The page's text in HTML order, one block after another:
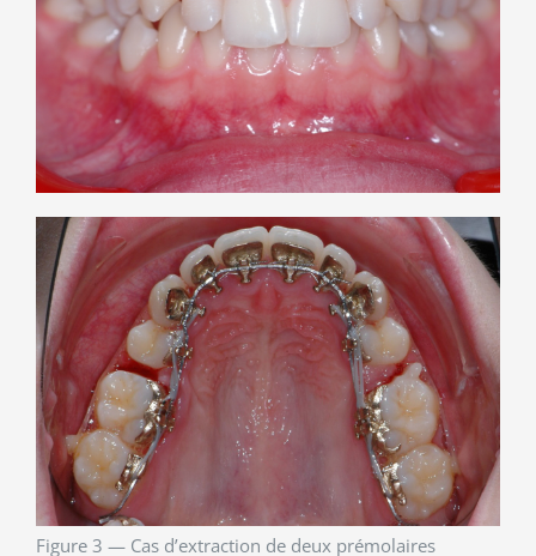
Figure 3 — Cas d’extraction de deux prémolaires